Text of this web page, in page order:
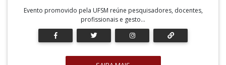
Evento promovido pela UFSM reúne pesquisadores, docentes,
profissionais e gesto...